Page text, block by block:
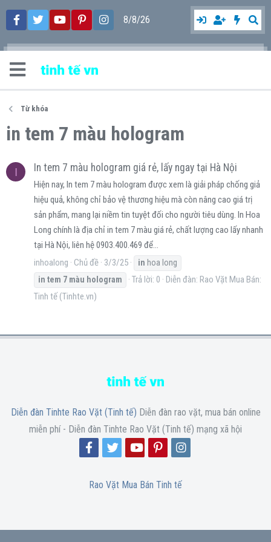
8/8/26
Từ khóa
in tem 7 màu hologram
I In tem 7 màu hologram giá rẻ, lấy ngay tại Hà Nội
Hiện nay, In tem 7 màu hologram được xem là giải pháp chống giả
hiệu quả, không chỉ bảo vệ thương hiệu mà còn nâng cao giá trị
sản phẩm, mang lại niềm tin tuyệt đối cho người tiêu dùng. In Hoa
Long chính là địa chỉ in tem 7 màu giá rẻ, chất lượng cao lấy nhanh
tại Hà Nội, liên hệ 0903.400.469 để...
inhoalong
Chủ đề 3/3/25 in hoa long
in tem 7 màu hologram Trả lời: 0 Diễn đàn: Rao Vặt Mua Bán:
Tinh tế (Tinhte.vn)
Diễn đàn Tinhte Rao Vặt (Tinh tế) Diễn đàn rao vặt, mua bán online
miễn phí - Diễn đàn Tinhte Rao Vặt (Tinh tế) mạng xã hội
Rao Vặt Mua Bán Tinh tế